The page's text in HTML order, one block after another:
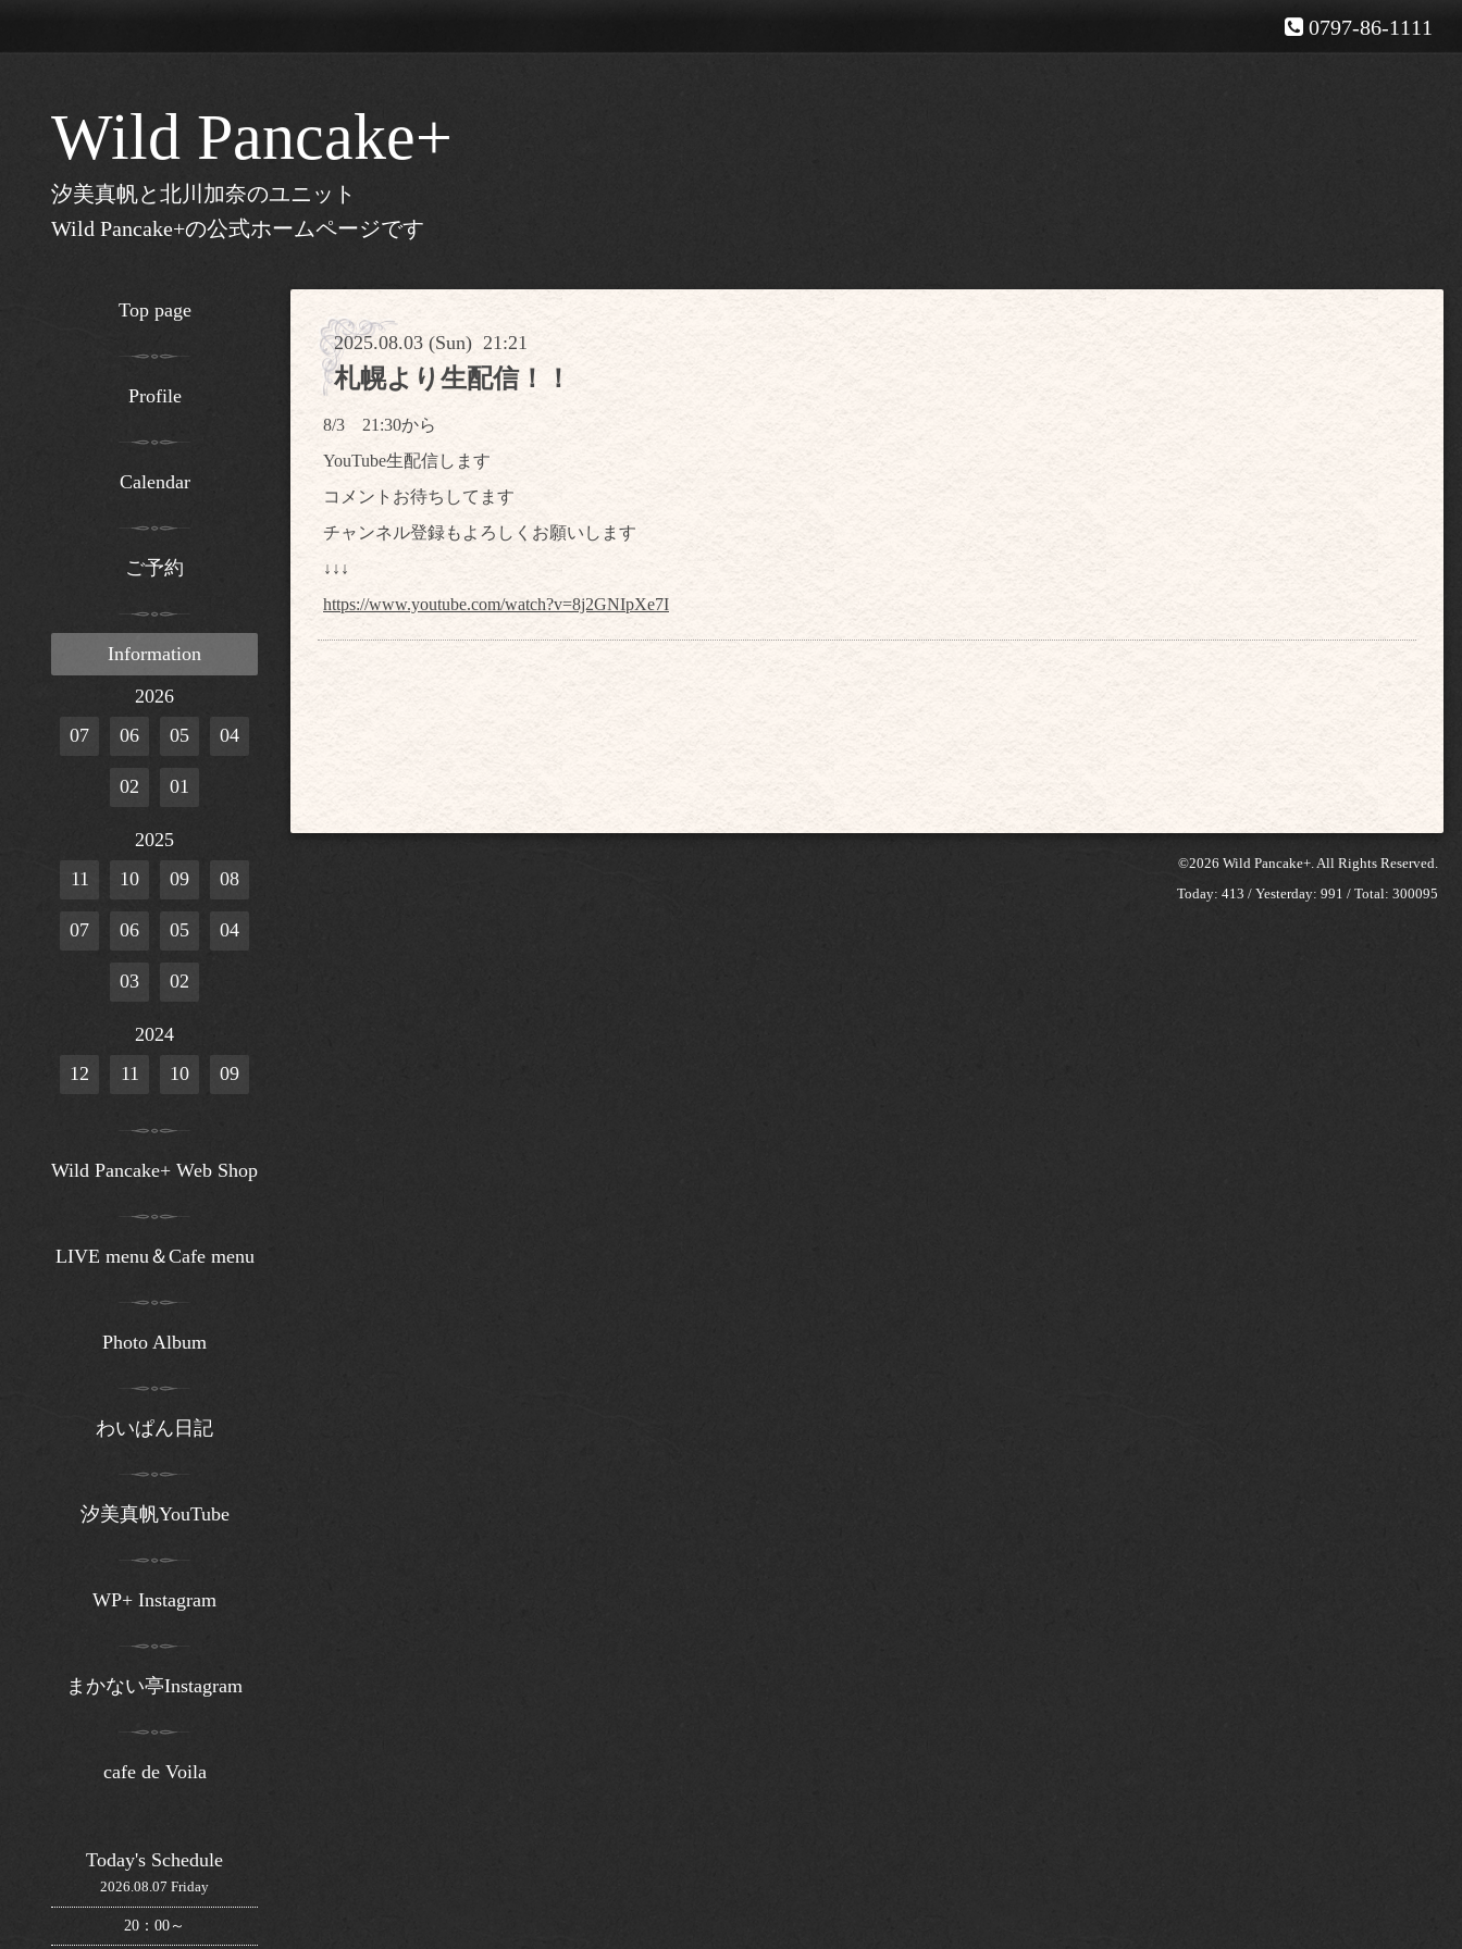
0797-86-1111
Wild Pancake+
汐美真帆と北川加奈のユニット
Wild Pancake+の公式ホームページです
2025.08.03 (Sun) 21:21
札幌より生配信！！
8/3 21:30から
YouTube生配信します
コメントお待ちしてます
チャンネル登録もよろしくお願いします
↓↓↓
https://www.youtube.com/watch?v=8j2GNIpXe7I
©2026 Wild Pancake+. All Rights Reserved.
Today: 413 / Yesterday: 991 / Total: 300095
Top page
Profile
Calendar
ご予約
Information
2026
07
06 05 04
02 01
2025
11
10 09 08
07 06 05 04
03 02
2024
12
11 10 09
Wild Pancake+ Web Shop
LIVE menu＆Cafe menu
Photo Album
わいぱん日記
汐美真帆YouTube
WP+ Instagram
まかない亭Instagram
cafe de Voila
Today's Schedule
2026.08.07 Friday
20：00～